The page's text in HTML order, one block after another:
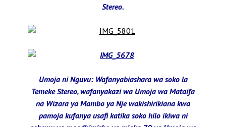
Stereo.
Umoja ni Nguvu: Wafanyabiashara wa soko la
Temeke Stereo, wafanyakazi wa Umoja wa Mataifa
na Wizara ya Mambo ya Nje wakishirikiana kwa
pamoja kufanya usafi katika soko hilo ikiwa ni